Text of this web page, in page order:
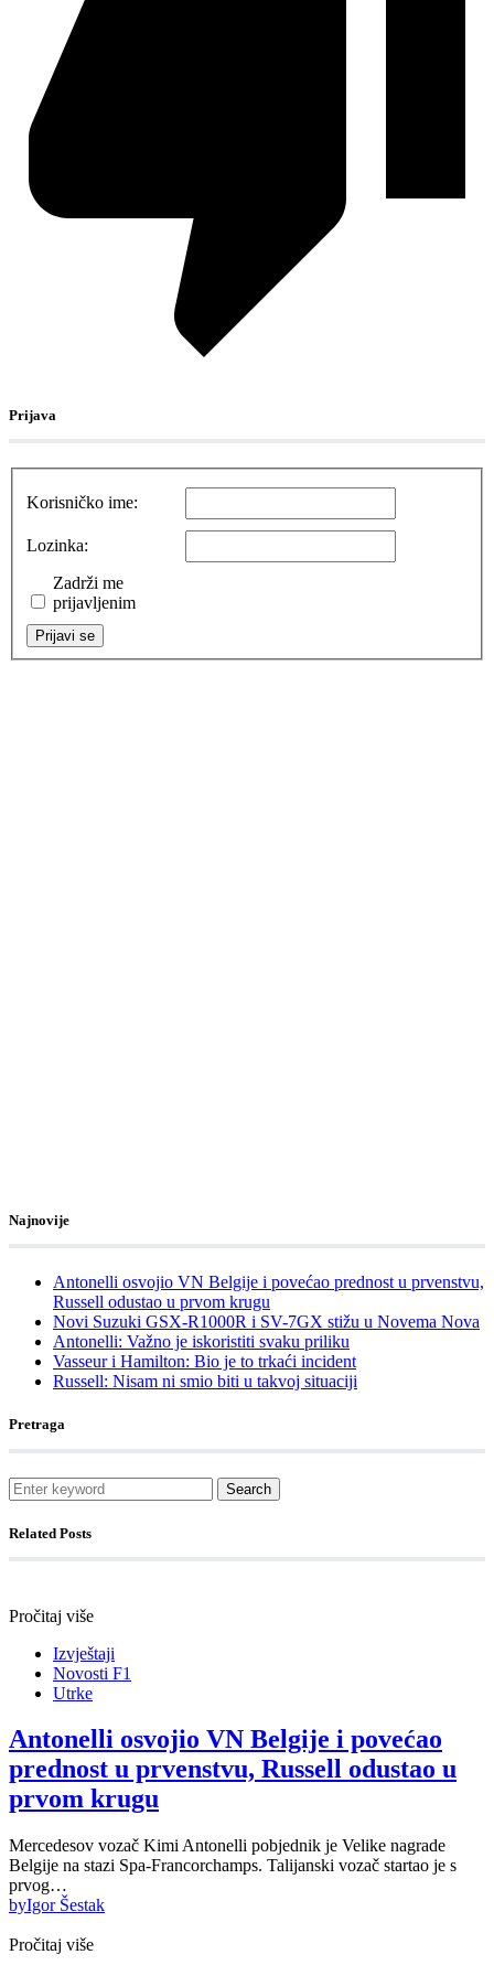
Prijava
Korisničko ime:
Lozinka:
Zadrži me
prijavljenim
Prijavi se
Najnovije
Antonelli osvojio VN Belgije i povećao prednost u prvenstvu,
Russell odustao u prvom krugu
Novi Suzuki GSX-R1000R i SV-7GX stižu u Novema Nova
Antonelli: Važno je iskoristiti svaku priliku
Vasseur i Hamilton: Bio je to trkaći incident
Russell: Nisam ni smio biti u takvoj situaciji
Pretraga
Search
Related Posts
Pročitaj više
Izvještaji
Novosti F1
Utrke
Antonelli osvojio VN Belgije i povećao
prednost u prvenstvu, Russell odustao u
prvom krugu
Mercedesov vozač Kimi Antonelli pobjednik je Velike nagrade
Belgije na stazi Spa-Francorchamps. Talijanski vozač startao je s
prvog…
byIgor Šestak
Pročitaj više